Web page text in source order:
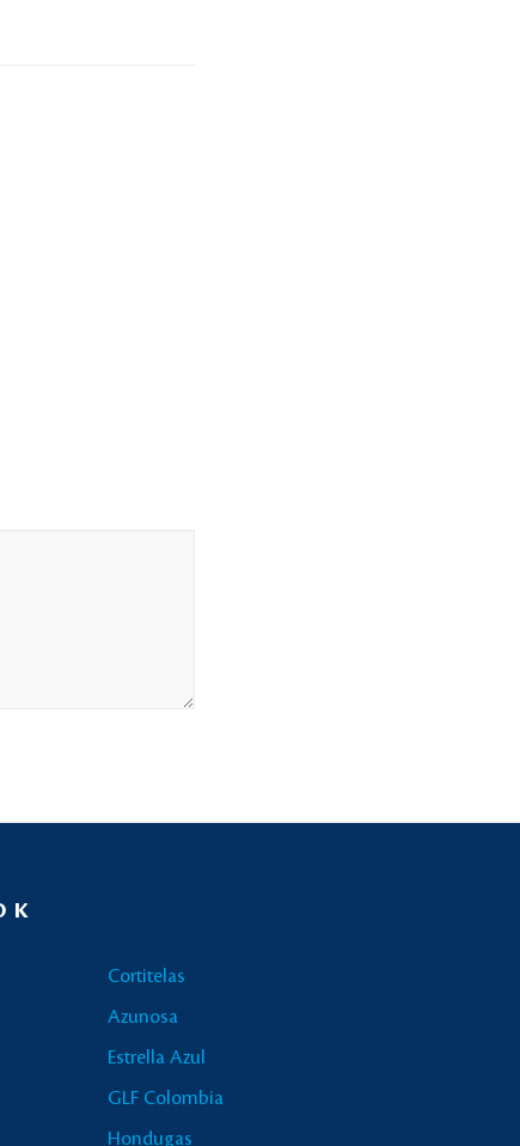
K
Cortitelas
Azunosa
Estrella Azul
GLF Colombia
Hondugas